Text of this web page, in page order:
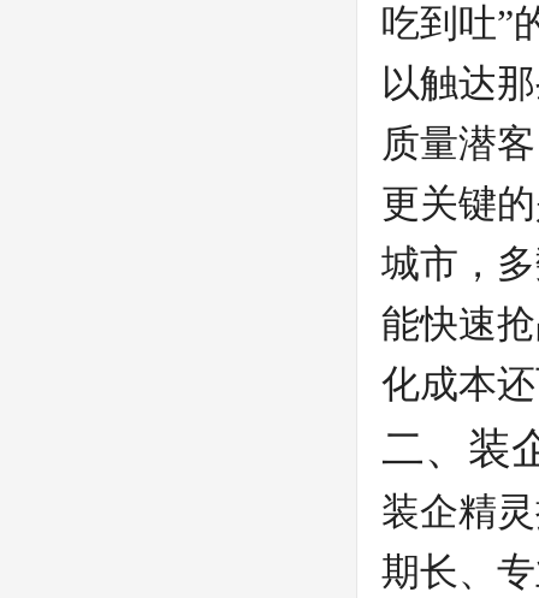
吃到吐”
以触达
质量潜
更关键
城市，
能快速
化成本
二、装
装企精
期长、